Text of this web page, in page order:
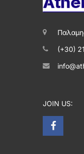
(+30)
JOIN US: